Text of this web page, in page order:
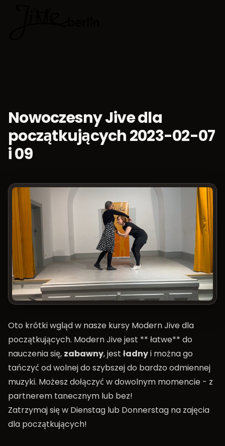
Nowoczesny Jive dla
początkujących 2023-02-07
i 09
Oto krótki wgląd w nasze kursy Modern Jive dla
początkujących. Modern Jive jest ** łatwe** do
nauczenia się, zabawny, jest ładnyi można go
tańczyć od wolnej do szybszej do bardzo odmiennej
muzyki. Możesz dołączyć w dowolnym momencie - z
partnerem tanecznym lub bez!
Zatrzymaj się w Dienstag lub Donnerstag na zajęcia
dla początkujących!